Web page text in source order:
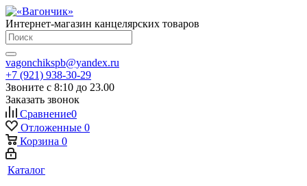
Интернет-магазин канцелярских товаров
vagonchikspb@yandex.ru
+7 (921) 938-30-29
Звоните с 8:10 до 23.00
Заказать звонок
Сравнение0
Отложенные 0
Корзина 0
Каталог